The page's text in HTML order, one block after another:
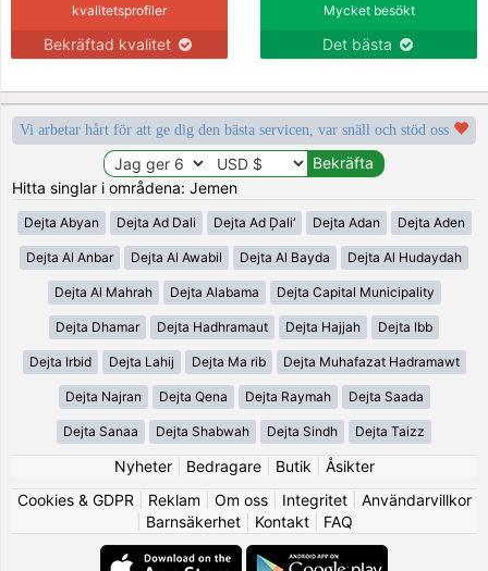
kvalitetsprofiler
Bekräftad kvalitet
Mycket besökt
Det bästa
Vi arbetar hårt för att ge dig den bästa servicen, var snäll och stöd oss
Hitta singlar i områdena: Jemen
Dejta Abyan Dejta Ad Dali Dejta Ad Ḑali‘ Dejta Adan Dejta Aden
Dejta Al Anbar Dejta Al Awabil Dejta Al Bayda Dejta Al Hudaydah
Dejta Al Mahrah Dejta Alabama Dejta Capital Municipality
Dejta Dhamar Dejta Hadhramaut Dejta Hajjah Dejta Ibb
Dejta Irbid Dejta Lahij Dejta Ma rib Dejta Muhafazat Hadramawt
Dejta Najran Dejta Qena Dejta Raymah Dejta Saada
Dejta Sanaa Dejta Shabwah Dejta Sindh Dejta Taizz
Nyheter| Bedragare| Butik
Åsikter
Cookies & GDPR
Reklam Om oss| Integritet| Användarvillkor
Barnsäkerhet| Kontakt| FAQ